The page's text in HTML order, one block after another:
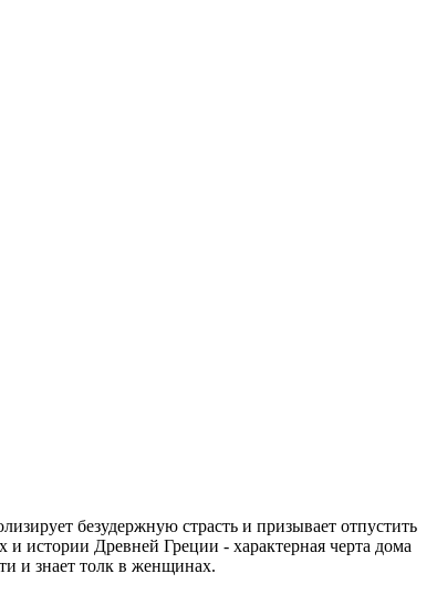
безудержную страсть и призывает отпустить
истории Древней Греции - характерная черта дома
и знает толк в женщинах.